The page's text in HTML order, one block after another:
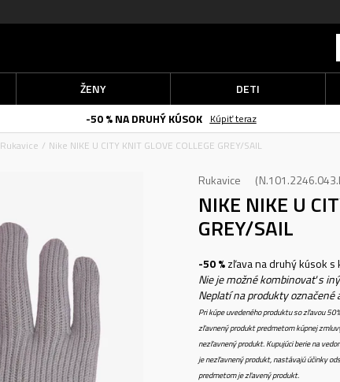
ŽENY DETI
-50 % NA DRUHÝ KÚSOK
Kúpiť teraz
Rukavice Nike NIKE U CITY KNIT GLOVE COLLEGE GREY/SAIL
Rukavice
NIKE NIKE U
GREY/SAIL
-50 %zľava na druhý kúsok s
Nie je možné kombinovať s
Neplatí na produkty označené
Pri kúpe uvedeného produktu so zľavou
zľavnený produkt predmetom kúpnej
nezľavnený produkt. Kupujúci berie na
je nezľavnený produkt, nastávajú účinky
predmetom je zľavený produkt.